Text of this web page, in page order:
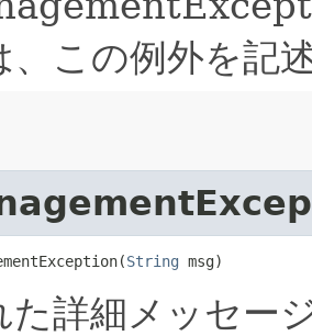
、この例外を記
String msg)
た詳細メッセー